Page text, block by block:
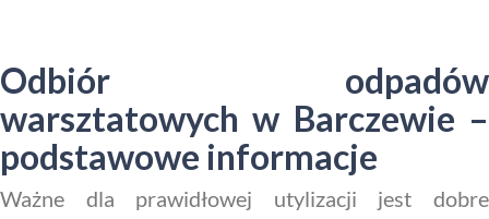
Odbiór odpadów
warsztatowych w Barczewie –
podstawowe informacje
Ważne dla prawidłowej utylizacji jest dobre